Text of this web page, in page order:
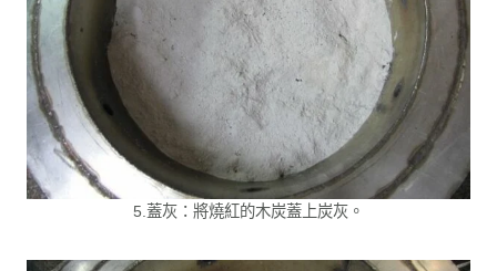
5.蓋灰：將燒紅的木炭蓋上炭灰。